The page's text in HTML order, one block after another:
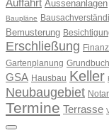
Auffahrt Aussenanlagen
Baupläne
Bemusterung
Erschließung
Gartenplanung Grundbuch
GSA Hausbau Keller
Neubaugebiet Notar
Termine Terrasse